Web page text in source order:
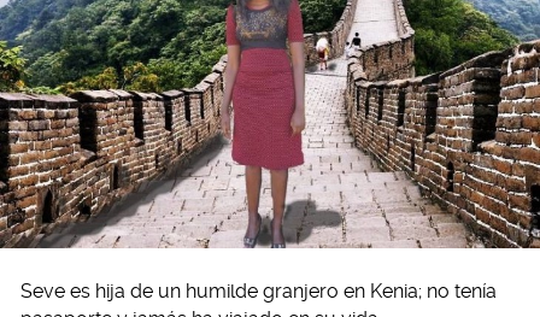
Seve es hija de un humilde granjero en Kenia; no tenía